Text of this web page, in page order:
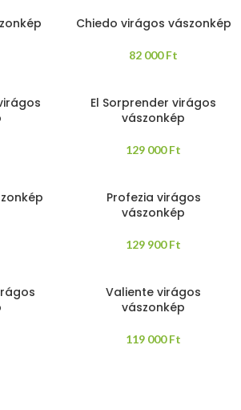
Chiedo virágos vászonkép
82 000Ft
El Sorprender virágos
vászonkép
129 000Ft
Profezia virágos
vászonkép
129 900Ft
Valiente virágos
vászonkép
119 000Ft